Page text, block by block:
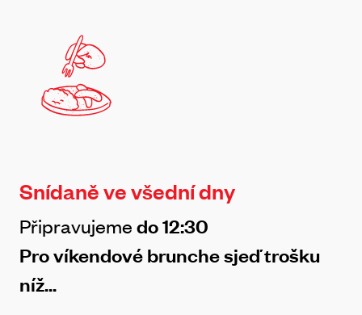
Snídaně ve všední dny
Připravujemedo 12:30
Pro víkendové brunche sjeď trošku
níž...